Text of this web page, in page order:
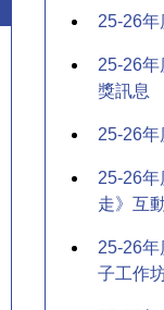
25-26
25-26
獎訊息
25-26
25-26
走》互
25-26
子工作